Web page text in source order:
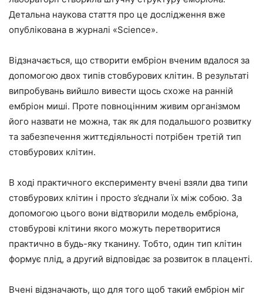
Детальна наукова стаття про це дослідження вже
опублікована в журналі «Science».
Відзначається, що створити ембріон вченим вдалося за
допомогою двох типів стовбурових клітин. В результаті
випробувань вийшло вивести щось схоже на ранній
ембріон миші. Проте повноцінним живим організмом
його назвати не можна, так як для подальшого розвитку
та забезпечення життєдіяльності потрібен третій тип
стовбурових клітин.
В ході практичного експерименту вчені взяли два типи
стовбурових клітин і просто з’єднали їх між собою. За
допомогою цього вони відтворили модель ембріона,
стовбурові клітини якого можуть перетворитися
практично в будь-яку тканину. Тобто, один тип клітин
формує плід, а другий відповідає за розвиток в плаценті.
Вчені відзначають, що для того щоб такий ембріон міг